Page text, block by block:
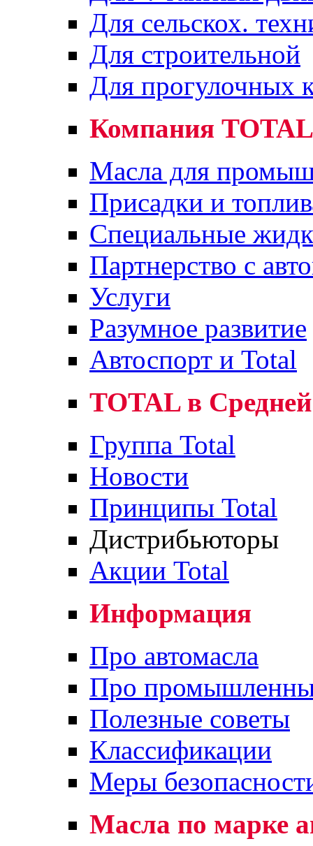
Для сельскох.
Для строительной
Для прогулочных
Компания TOTAL
Масла для
Присадки и
Специальные
Партнерство с
Услуги
Разумное развитие
Автоспорт и Total
TOTAL в
Группа Total
Новости
Принципы Total
Дистрибьюторы
Акции Total
Информация
Про автомасла
Про
Полезные советы
Классификации
Меры
Масла по марке